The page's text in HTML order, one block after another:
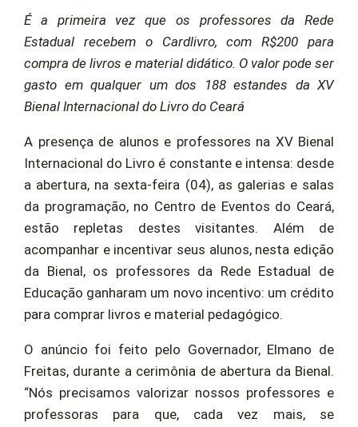
É a primeira vez que os professores da Rede
Estadual recebem o Cardlivro, com R$200 para
compra de livros e material didático. O valor pode ser
gasto em qualquer um dos 188 estandes da XV
Bienal Internacional do Livro do Ceará
A presença de alunos e professores na XV Bienal
Internacional do Livro é constante e intensa: desde
a abertura, na sexta-feira (04), as galerias e salas
da programação, no Centro de Eventos do Ceará,
estão repletas destes visitantes. Além de
acompanhar e incentivar seus alunos, nesta edição
da Bienal, os professores da Rede Estadual de
Educação ganharam um novo incentivo: um crédito
para comprar livros e material pedagógico.
O anúncio foi feito pelo Governador, Elmano de
Freitas, durante a cerimônia de abertura da Bienal.
“Nós precisamos valorizar nossos professores e
professoras para que, cada vez mais, se